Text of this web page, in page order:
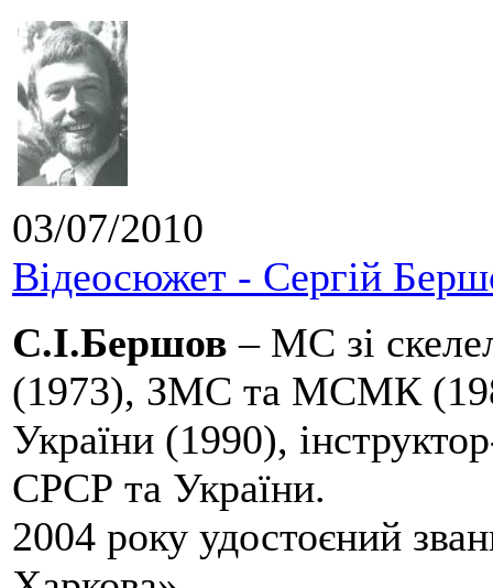
03/07/2010
Відеосюжет - Сергій
С.І.Бершов – МС зі
(1973), ЗМС та МСМК
України (1990),
СРСР та України.
2004 року удостоєний